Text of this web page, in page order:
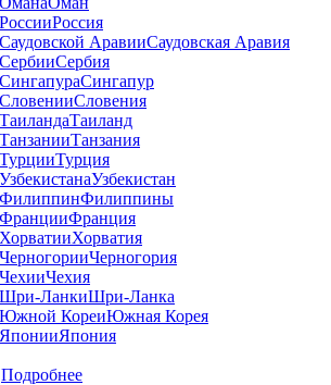
Россия
Саудовская Аравия
Сербия
Сингапур
Словения
Таиланд
Танзания
Турция
Узбекистан
Филиппины
Франция
Хорватия
Черногория
Чехия
Шри-Ланка
Южная Корея
Япония
Подробнее